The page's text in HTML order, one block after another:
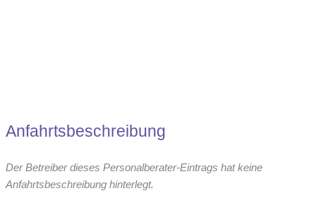
Anfahrtsbeschreibung
Der Betreiber dieses Personalberater-Eintrags hat keine
Anfahrtsbeschreibung hinterlegt.